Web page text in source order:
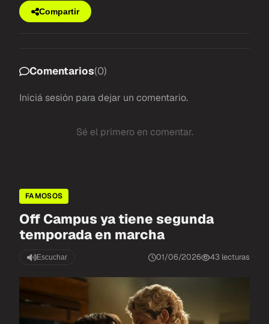
Compartir
Comentarios(0)
Iniciá sesión para dejar un comentario.
Sé el primero en comentar.
FAMOSOS
Off Campus ya tiene segunda
temporada en marcha
Escuchar 01/06/2026 43 lecturas